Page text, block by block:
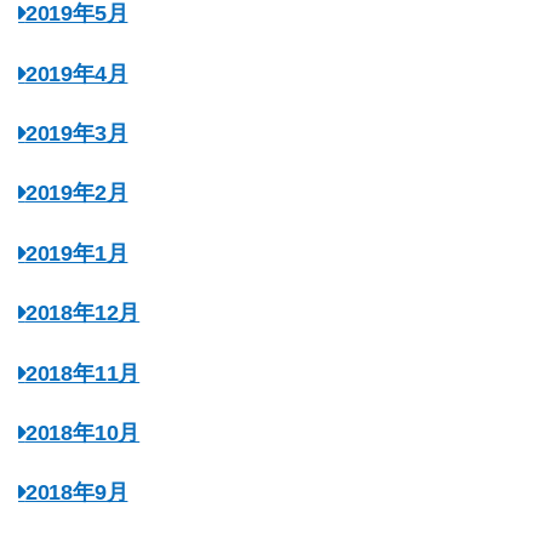
2019年5月
2019年4月
2019年3月
2019年2月
2019年1月
2018年12月
2018年11月
2018年10月
2018年9月